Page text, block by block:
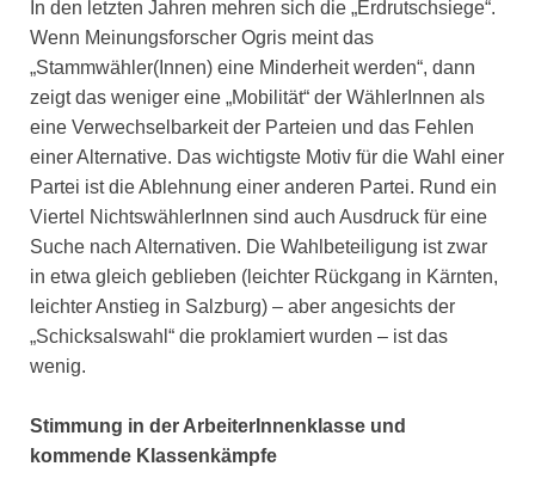
In den letzten Jahren mehren sich die „Erdrutschsiege“.
Wenn Meinungsforscher Ogris meint das
„Stammwähler(Innen) eine Minderheit werden“, dann
zeigt das weniger eine „Mobilität“ der WählerInnen als
eine Verwechselbarkeit der Parteien und das Fehlen
einer Alternative. Das wichtigste Motiv für die Wahl einer
Partei ist die Ablehnung einer anderen Partei. Rund ein
Viertel NichtswählerInnen sind auch Ausdruck für eine
Suche nach Alternativen. Die Wahlbeteiligung ist zwar
in etwa gleich geblieben (leichter Rückgang in Kärnten,
leichter Anstieg in Salzburg) – aber angesichts der
„Schicksalswahl“ die proklamiert wurden – ist das
wenig.
Stimmung in der ArbeiterInnenklasse und
kommende Klassenkämpfe